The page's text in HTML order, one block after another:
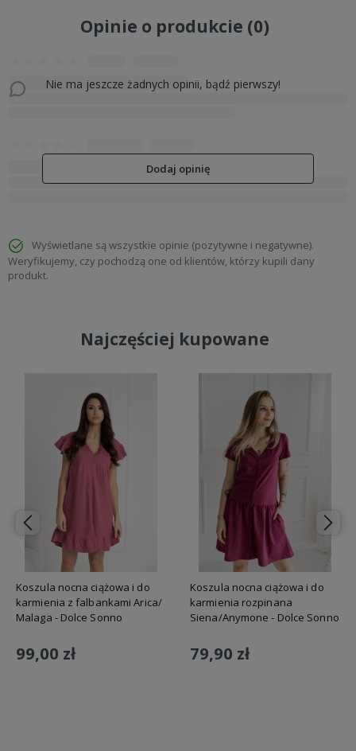
Opinie o produkcie (0)
Nie ma jeszcze żadnych opinii, bądź pierwszy!
Dodaj opinię
Wyświetlane są wszystkie opinie (pozytywne i negatywne).
Weryfikujemy, czy pochodzą one od klientów, którzy kupili dany
produkt.
Najczęściej kupowane
Koszula nocna ciążowa i do
karmienia z falbankami Arica/
Malaga - Dolce Sonno
99,00 zł
Koszula nocna ciążowa i do
karmienia rozpinana
Siena/Anymone - Dolce Sonno
79,90 zł